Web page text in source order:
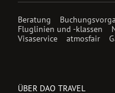
Beratung
Fluglinien und -klassen
Visaservice
atmosfair
ÜBER DAO TRAVEL